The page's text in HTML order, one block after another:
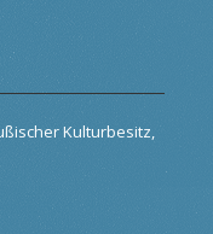
Kulturbesitz,